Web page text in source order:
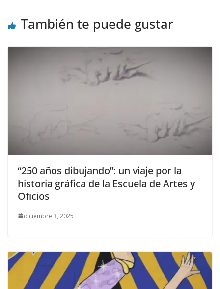
También te puede gustar
“250 años dibujando”: un viaje por la
historia gráfica de la Escuela de Artes y
Oficios
diciembre 3, 2025